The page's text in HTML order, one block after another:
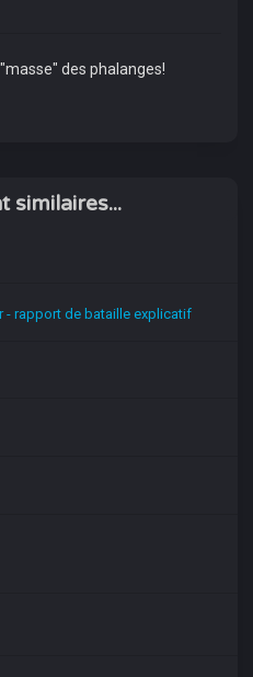
des phalanges!
similaires...
- rapport de bataille explicatif